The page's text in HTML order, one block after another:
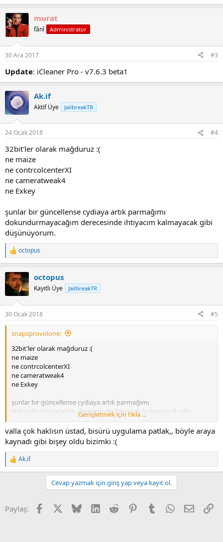
murat
fânî Administrator
30 Ara 2017 #3
Update: iCleaner Pro - v7.6.3 beta1
Ak.if
Aktif Üye JailbreakTR
24 Ocak 2018 #4
32bit'ler olarak mağduruz :(
ne maize
ne contrcolcenterXI
ne cameratweak4
ne Exkey
şunlar bir güncellense cydiaya artık parmağımı
dokundurmayacağım derecesinde ihtiyacım kalmayacak gibi
düşünüyorum.
R
e
c
t
s
:
octopus
octopus
Kayıtlı Üye JailbreakTR
30 Ocak 2018 #5
snapsprovolone:
32bit'ler olarak mağduruz :(
ne maize
ne contrcolcenterXI
ne cameratweak4
ne Exkey
şunlar bir güncellense cydiaya artık parmağımı
dokundurmayacağım derecesinde ihtiyacım kalmayacak gibi
Genişletmek için tıkla ...
valla çok haklısın üstad, bisürü uygulama patlak,, böyle araya
kaynadı gibi bişey oldu bizimki :(
R
e
o
Ak.if
Cevap yazmak için giriş yap veya kayıt ol.
Paylaş: Facebook BlueskyLinkedInReddit PinterestTumblr WhatsApp
E-posta